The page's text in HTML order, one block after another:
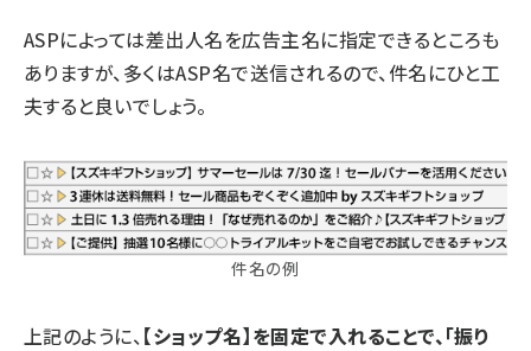
ASPによっては差出人名を広告主名に指定できるところも
ありますが、多くはASP名で送信されるので、件名にひと工
夫すると良いでしょう。
件名の例
上記のように、【ショップ名】を固定で入れることで、「振り